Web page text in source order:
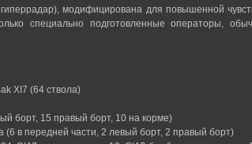
модифицирована для повышенной
специально подготовленные операторы,
XI7 (64 ствола)
борт, 15 правый борт, 10 на корме)
(6 в передней части, 2 левый борт, 2 правый борт)